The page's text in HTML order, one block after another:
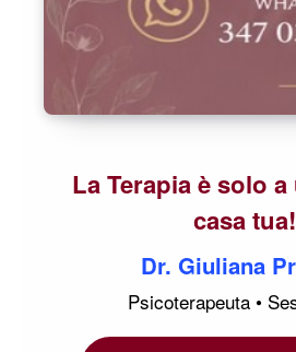
La Terapia è solo
casa tua!
Dr. Giuliana
Psicoterapeuta •